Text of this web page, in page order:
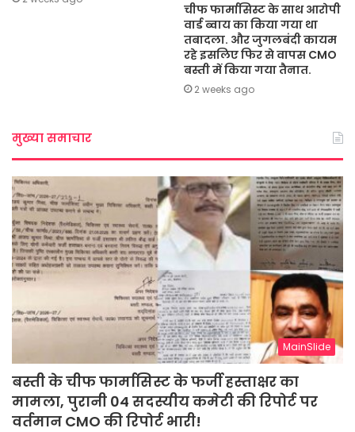
चीफ फार्मासिस्ट के साथ आरोपी
वार्ड ब्वाय का किया गया था
तबादला. और जुगलबंदी कायम
रहे इसलिए फिर से वापस CMO
बस्ती में किया गया तैनात.
2 weeks ago
मुख्या समाचार
MainSlide
बस्ती के चीफ फार्मासिस्ट के फर्जी हस्ताक्षर का
मामला, पुरानी 04 सदस्यीय कमेटी की रिपोर्ट पर
वर्तमान CMO की रिपोर्ट भारी!